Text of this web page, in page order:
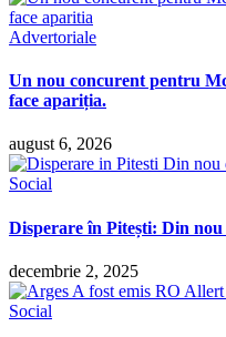
Advertoriale
Un nou concurent pentru
face apariția.
august 6, 2026
Social
Disperare în Pitești: Din nou
decembrie 2, 2025
Social